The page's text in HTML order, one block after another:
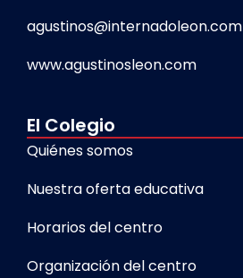
agustinos@internadoleon.com
www.agustinosleon.com
El Colegio
Quiénes somos
Nuestra oferta educativa
Horarios del centro
Organización del centro